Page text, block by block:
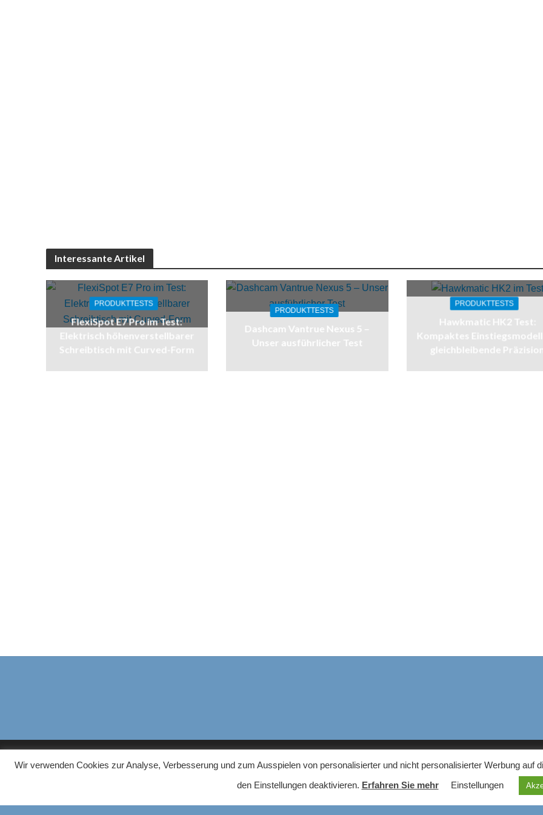
Interessante Artikel
PRODUKTTESTS
FlexiSpot E7 Pro im Test:
Elektrisch höhenverstellbarer
Schreibtisch mit Curved-Form
PRODUKTTESTS
Dashcam Vantrue Nexus 5 –
Unser ausführlicher Test
PRODUKTTESTS
Hawkmatic HK2 Test:
Kompaktes
gleichbleibende Präzision
HAUSHALTS-GERAETE.COM ÜBER UNS
Wir verwenden Cookies zur Analyse, Verbesserung und zum Ausspielen von personalisierter und nicht personalisierter Werbung auf
den Einstellungen deaktivieren. Erfahren Sie mehr Einstellungen